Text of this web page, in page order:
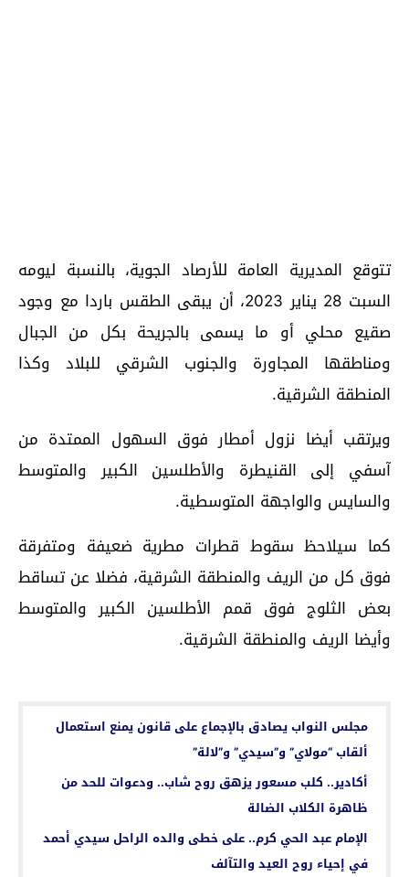
تتوقع المديرية العامة للأرصاد الجوية، بالنسبة ليومه
السبت 28 يناير 2023، أن يبقى الطقس باردا مع وجود
صقيع محلي أو ما يسمى بالجريحة بكل من الجبال
ومناطقها المجاورة والجنوب الشرقي للبلاد وكذا
المنطقة الشرقية.
ويرتقب أيضا نزول أمطار فوق السهول الممتدة من
آسفي إلى القنيطرة والأطلسين الكبير والمتوسط
والسايس والواجهة المتوسطية.
كما سيلاحظ سقوط قطرات مطرية ضعيفة ومتفرقة
فوق كل من الريف والمنطقة الشرقية، فضلا عن تساقط
بعض الثلوج فوق قمم الأطلسين الكبير والمتوسط
وأيضا الريف والمنطقة الشرقية.
مجلس النواب يصادق بالإجماع على قانون يمنع استعمال
ألقاب “مولاي” و”سيدي” و”لالة”
أكادير.. كلب مسعور يزهق روح شاب.. ودعوات للحد من
ظاهرة الكلاب الضالة
الإمام عبد الحي كرم.. على خطى والده الراحل سيدي أحمد
في إحياء روح العيد والتآلف